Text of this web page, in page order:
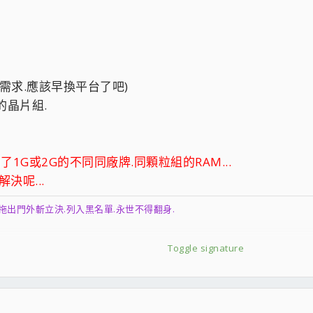
求.應該早換平台了吧)
晶片組.
1G或2G的不同同廠牌.同顆粒組的RAM...
決呢...
Toggle signature
出門外斬立決.列入黑名單.永世不得翻身.
不吝指教